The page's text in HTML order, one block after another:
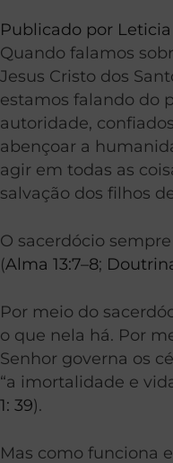
Publicado por Leticia
Quando falamos
Jesus Cristo dos
estamos falando do
autoridade,
abençoar a
agir em todas as
salvação dos filhos
O sacerdócio
(Alma 13:7–8;
Por meio do
o que nela há. Por
Senhor governa os
“a imortalidade e
1: 39).
Mas como funciona